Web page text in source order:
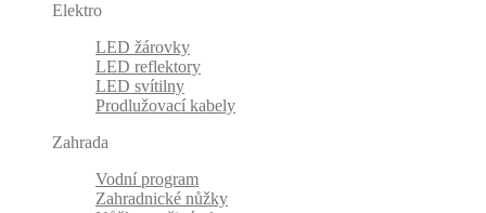
Elektro
LED žárovky
LED reflektory
LED svítilny
Prodlužovací kabely
Zahrada
Vodní program
Zahradnické nůžky